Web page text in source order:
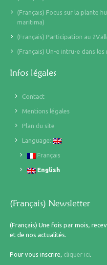
(Français) Focus sur la plante
maritima)
(Français) Participation au
(Français) Un-e intru-e dans les
Infos légales
Contact
Mentions légales
Plan du site
Language:
Français
English
(Français) Newsletter
(Français) Une fois par mois,
et de nos actualités.
Pour vous inscrire, cliquer ici.